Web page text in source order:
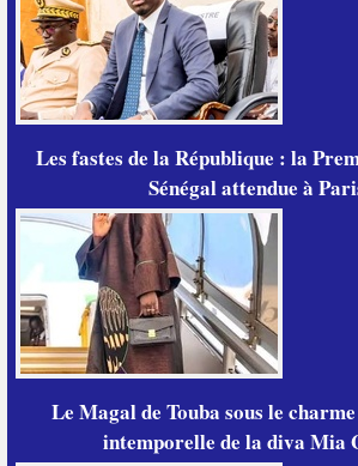
Les fastes de la République : la
Sénégal attendue à
Le Magal de Touba sous le
intemporelle de la diva Mia